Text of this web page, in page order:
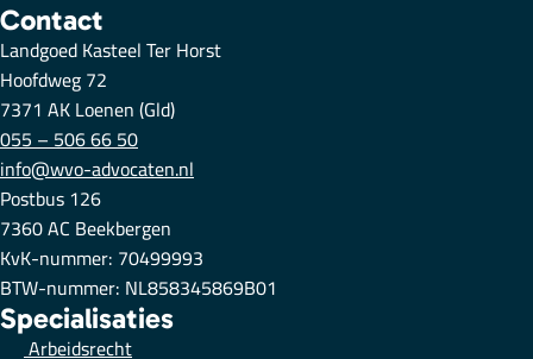
Contact
Landgoed Kasteel Ter Horst
Hoofdweg 72
7371 AK Loenen (Gld)
055 – 506 66 50
info@wvo-advocaten.nl
Postbus 126
7360 AC Beekbergen
KvK-nummer: 70499993
BTW-nummer: NL858345869B01
Specialisaties
Arbeidsrecht